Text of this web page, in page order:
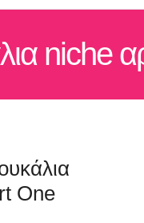
niche
One